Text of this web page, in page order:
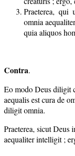
Praeterea, qui
omnia
quia aliquos
Contra.
Eo modo Deus diligit
aequalis est cura de
diligit omnia.
Praeterea, sicut
aequaliter intelligit ;